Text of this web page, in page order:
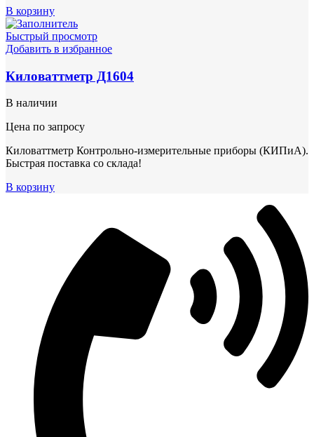
В корзину
Быстрый просмотр
Добавить в избранное
Киловаттметр Д1604
В наличии
Цена по запросу
Киловаттметр Контрольно-измерительные приборы (КИПиА).
Быстрая поставка со склада!
В корзину